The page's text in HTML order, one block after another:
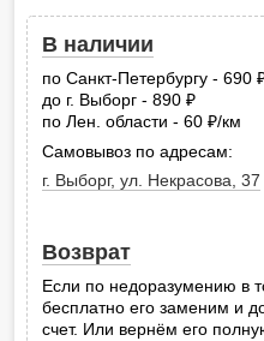
В наличии
по Санкт-Петербургу - 690
до г. Выборг - 890
по Лен. области - 60
руб.
/км
Самовывоз по адресам:
г. Выборг, ул. Некрасова, 37
Возврат
Если по недоразумению в
бесплатно его заменим и
счет. Или вернём его